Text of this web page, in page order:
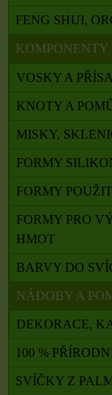
FENG SHUI,
KOMPONENTY
VOSKY A
KNOTY A
MISKY,
FORMY
FORMY
FORMY PRO
HMOT
BARVY DO
NÁDOBY A
DEKORACE,
100 %
SVÍČKY Z